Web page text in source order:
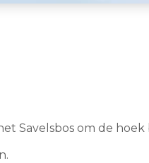
Savelsbos om de hoek